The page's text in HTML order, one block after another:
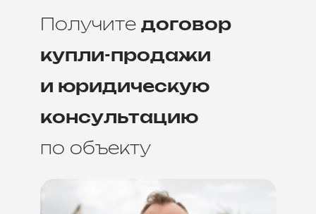
Получите договор
купли-продажи
и юридическую
консультацию
по объекту